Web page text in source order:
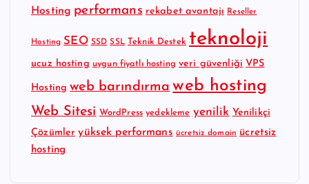
Hosting performans rekabet avantajı Reseller
Hosting SEO SSD SSL Teknik Destek teknoloji
ucuz hosting uygun fiyatlı hosting veri güvenliği VPS
Hosting web barındırma web hosting
Web Sitesi WordPress yedekleme yenilik Yenilikçi
Çözümler yüksek performans ücretsiz domain ücretsiz
hosting